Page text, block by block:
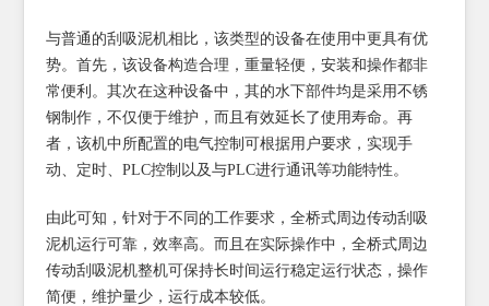
与普通的刮吸泥机相比，该类型的设备在使用中更具有优
势。首先，该设备构造合理，重量轻便，安装和操作都非
常便利。其次在这种设备中，其的水下部件均是采用不锈
钢制作，不仅便于维护，而且有效延长了使用寿命。再
者，该机中所配置的电气控制可根据用户要求，实现手
动、定时、PLC控制以及与PLC进行通讯等功能特性。
由此可知，针对于不同的工作要求，全桥式周边传动刮吸
泥机运行可靠，效率高。而且在实际操作中，全桥式周边
传动刮吸泥机整机可保持长时间运行稳定运行状态，操作
简便，维护量少，运行成本较低。